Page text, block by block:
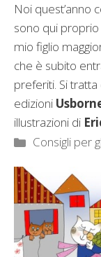
Noi quest’anno
sono qui
mio figlio
che è subito
preferiti. Si tratta
edizioni
illustrazioni di
Categorie
Consigli per